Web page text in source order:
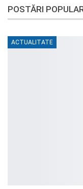
POSTĂRI
ACTUALITATE